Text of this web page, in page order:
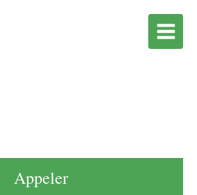
Appeler